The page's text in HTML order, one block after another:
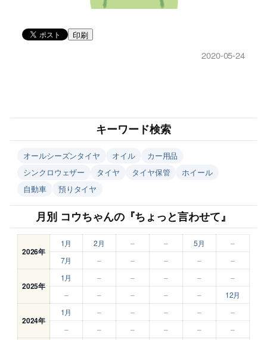
印刷
2020-05-24
キーワード検索
オールシーズンタイヤ オイル
カー用品
シンクロウェザー
タイヤ タイヤ保管
ホイール
自動車
預りタイヤ
月別 コウちゃんの『ちょっと言わせて』
2026年
1月 2月 – – 5月
–
7月
– – – – –
2025年
1月 – – – –
–
–
– – – – 12月
2024年
1月 – – – –
–
–
– – – – –